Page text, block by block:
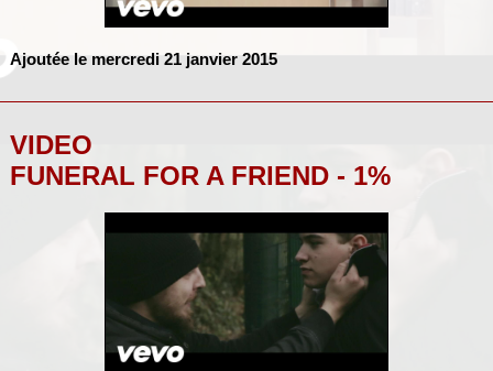
Ajoutée le mercredi 21 janvier 2015
VIDEO
FUNERAL FOR A FRIEND - 1%